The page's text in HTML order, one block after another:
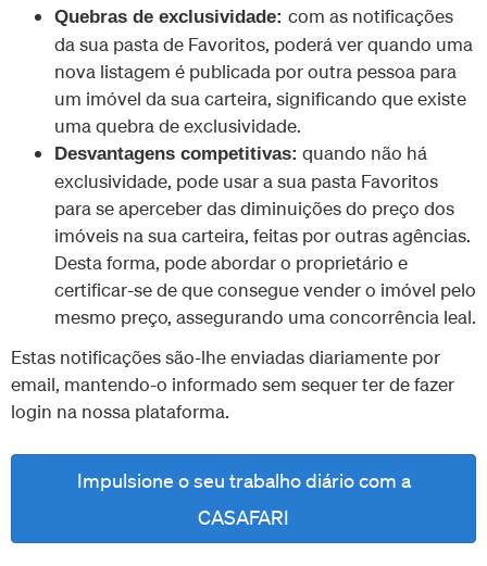
Quebras de exclusividade: com as notificações
da sua pasta de Favoritos, poderá ver quando uma
nova listagem é publicada por outra pessoa para
um imóvel da sua carteira, significando que existe
uma quebra de exclusividade.
Desvantagens competitivas: quando não há
exclusividade, pode usar a sua pasta Favoritos
para se aperceber das diminuições do preço dos
imóveis na sua carteira, feitas por outras agências.
Desta forma, pode abordar o proprietário e
certificar-se de que consegue vender o imóvel pelo
mesmo preço, assegurando uma concorrência leal.
Estas notificações são-lhe enviadas diariamente por
email, mantendo-o informado sem sequer ter de fazer
login na nossa plataforma.
Impulsione o seu trabalho diário com a
CASAFARI